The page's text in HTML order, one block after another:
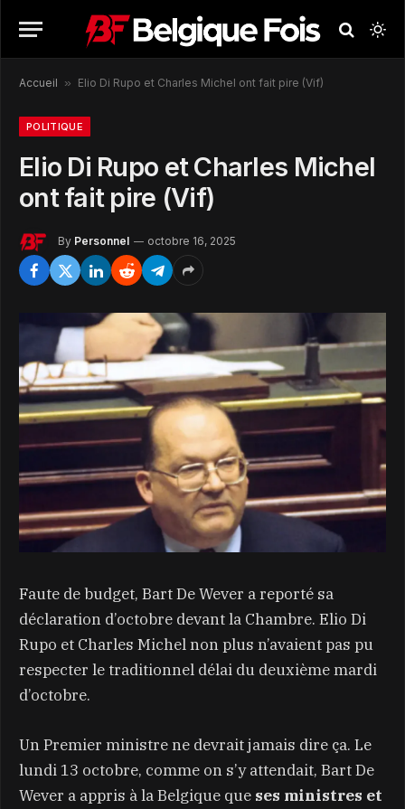
Accueil » Elio Di Rupo et Charles Michel ont fait pire (Vif)
POLITIQUE
Elio Di Rupo et Charles Michel
ont fait pire (Vif)
By Personnel octobre 16, 2025
Faute de budget, Bart De Wever a reporté sa
déclaration d’octobre devant la Chambre. Elio Di
Rupo et Charles Michel non plus n’avaient pas pu
respecter le traditionnel délai du deuxième mardi
d’octobre.
Un Premier ministre ne devrait jamais dire ça. Le
lundi 13 octobre, comme on s’y attendait, Bart De
Wever a appris à la Belgique que ses ministres et